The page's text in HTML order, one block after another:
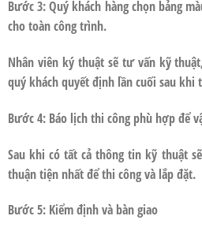
Bước 3: Quý khách hàng chọn bảng
cho toàn công trình.
Nhân viên ký thuật sẽ tư vấn kỹ
quý khách quyết định lần cuối sau khi
Bước 4: Báo lịch thi công phù hợp để
Sau khi có tất cả thông tin kỹ thuật
thuận tiện nhất để thi công và lắp đặt.
Bước 5: Kiểm định và bàn giao